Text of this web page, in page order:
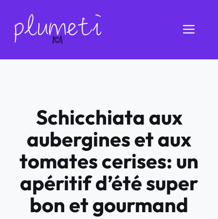
contenu
Schicchiata aux
aubergines et aux
tomates cerises: un
apéritif d’été super
bon et gourmand